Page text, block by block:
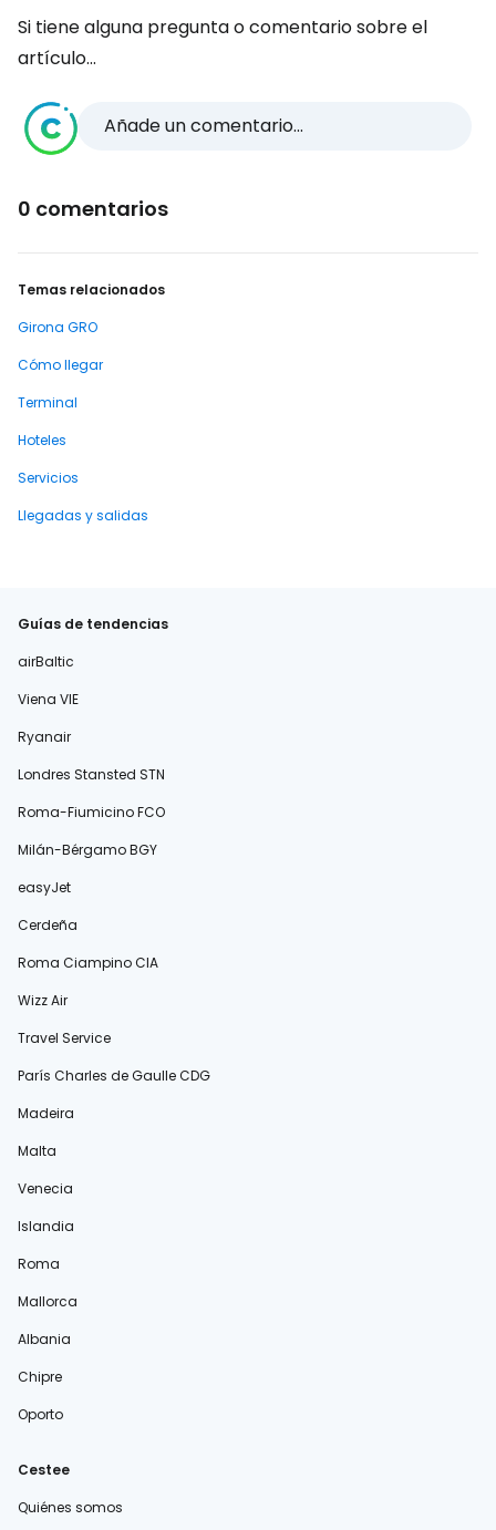
Si tiene alguna pregunta o comentario sobre el
artículo...
Añade un comentario...
0 comentarios
Temas relacionados
Girona GRO
Cómo llegar
Terminal
Hoteles
Servicios
Llegadas y salidas
Guías de tendencias
airBaltic
Viena VIE
Ryanair
Londres Stansted STN
Roma-Fiumicino FCO
Milán-Bérgamo BGY
easyJet
Cerdeña
Roma Ciampino CIA
Wizz Air
Travel Service
París Charles de Gaulle CDG
Madeira
Malta
Venecia
Islandia
Roma
Mallorca
Albania
Chipre
Oporto
Cestee
Quiénes somos